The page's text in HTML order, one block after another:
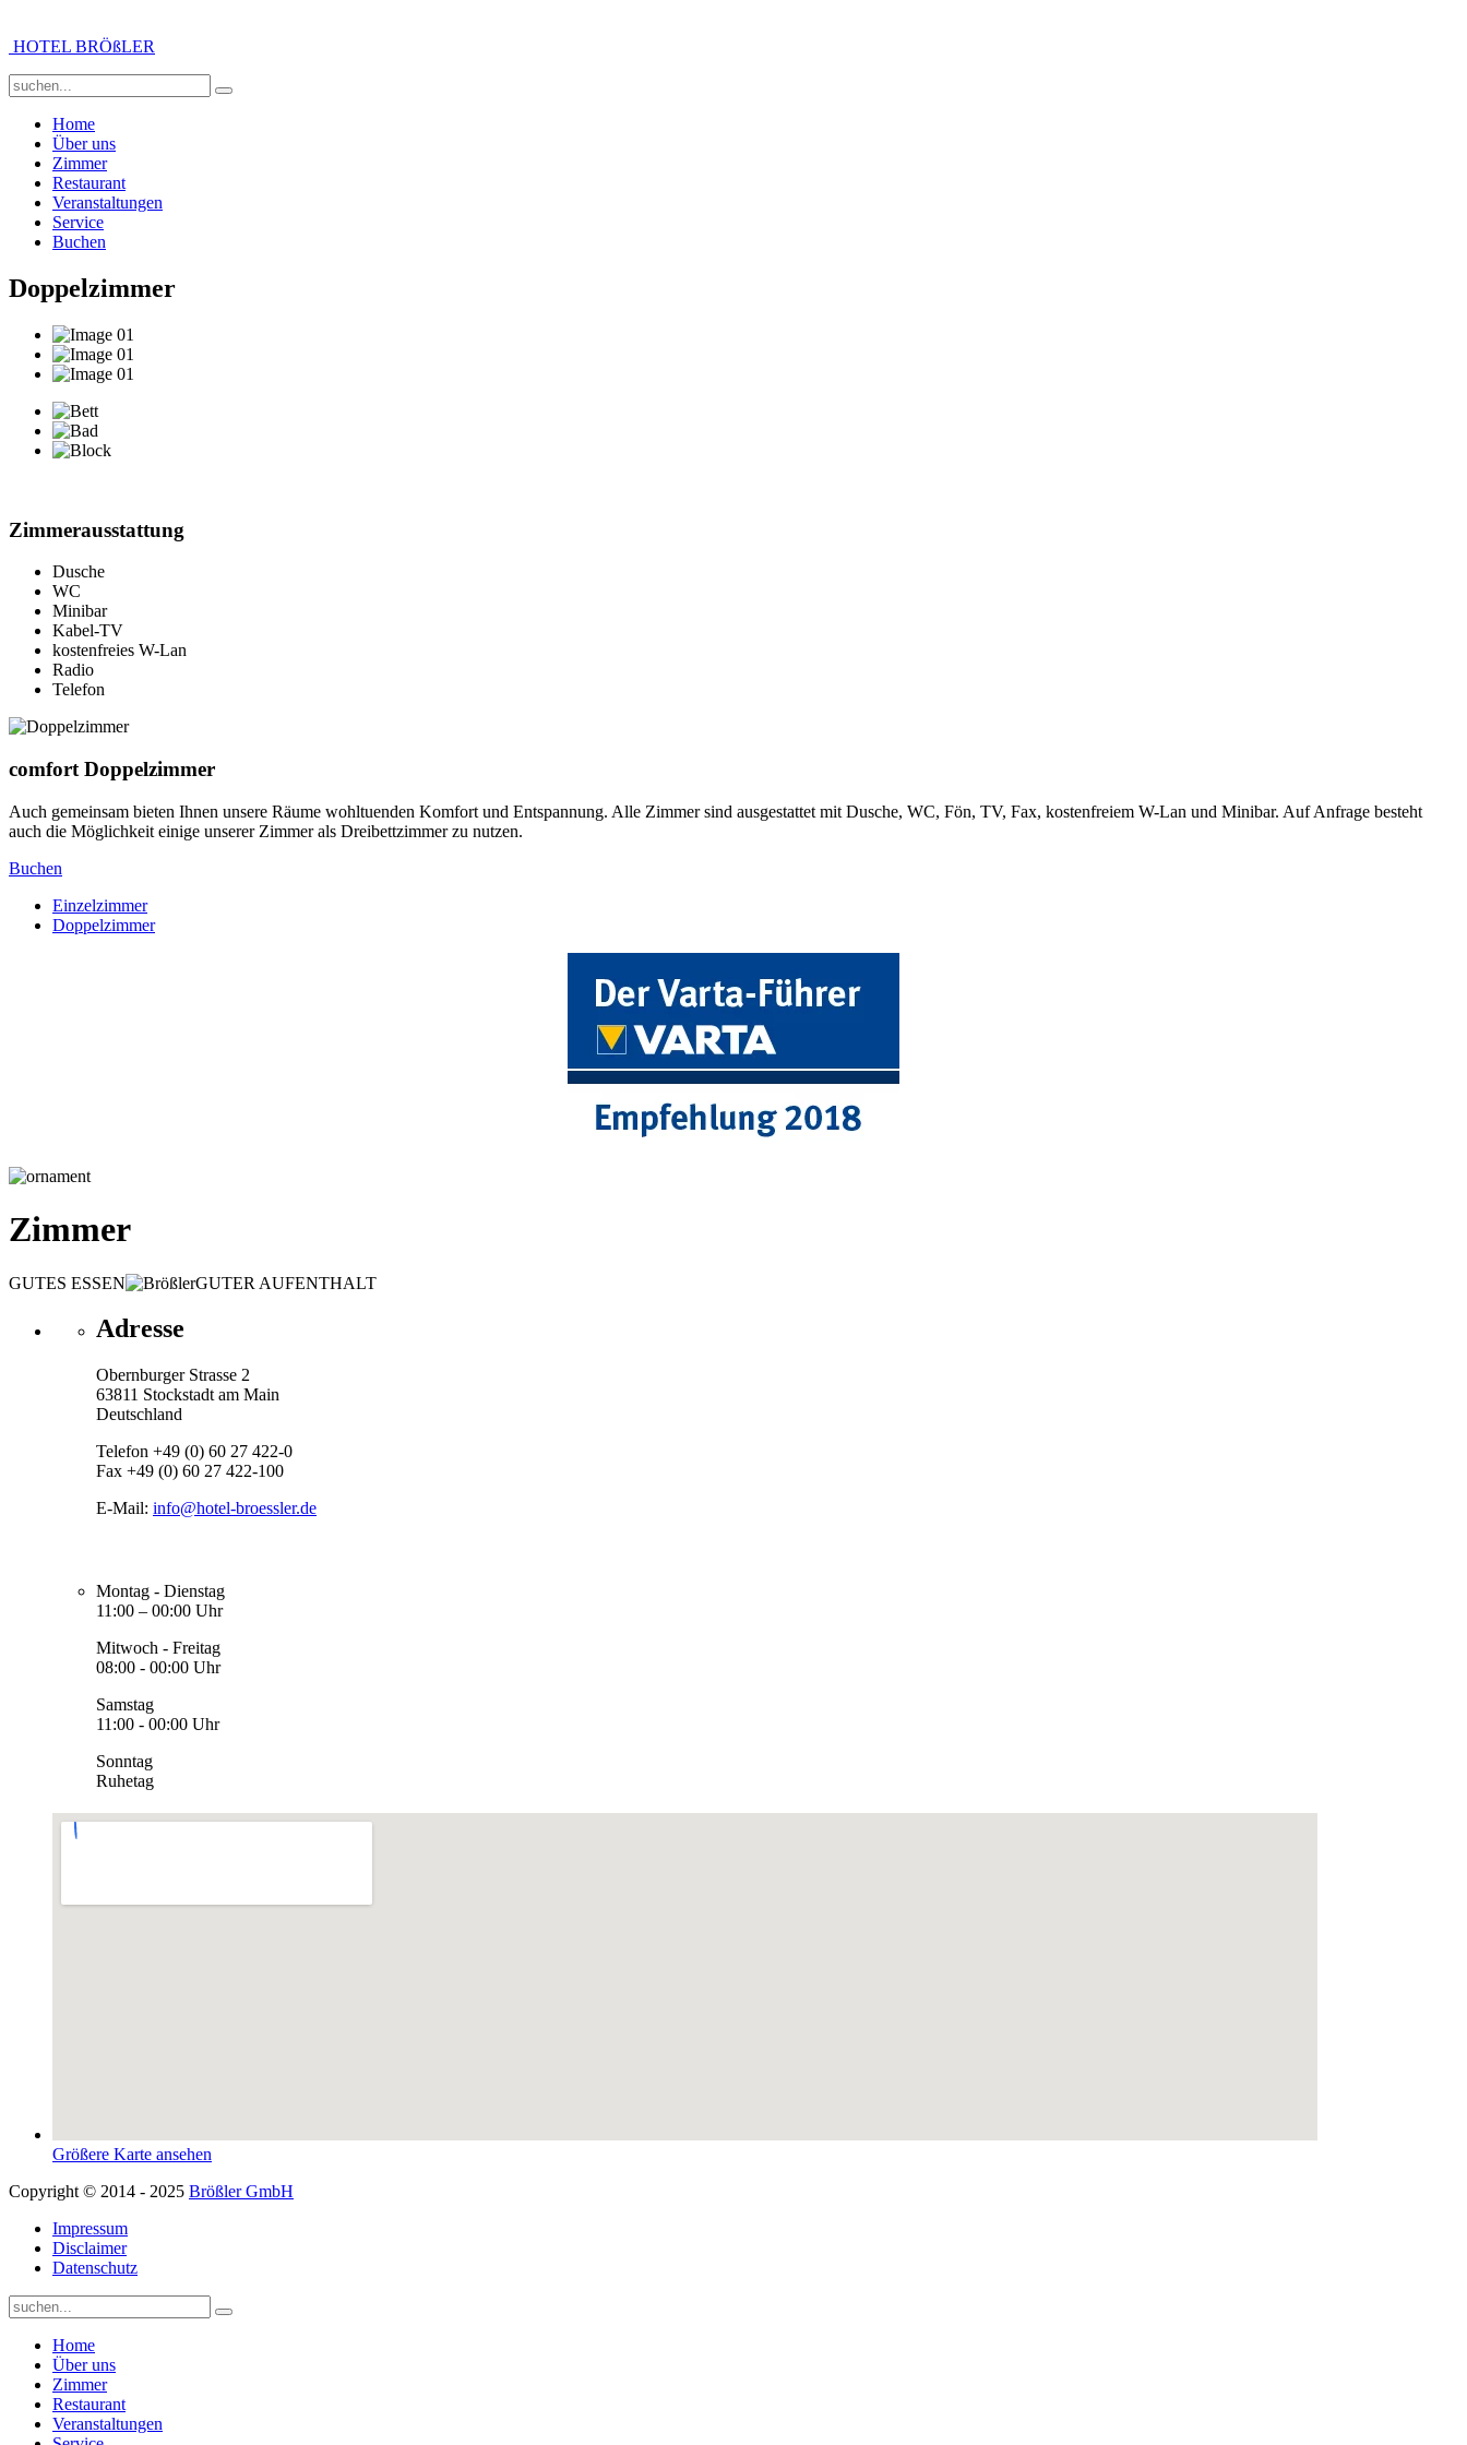
HOTEL BRÖßLER
Home
Über uns
Zimmer
Restaurant
Veranstaltungen
Service
Buchen
Doppelzimmer
Zimmerausstattung
Dusche
WC
Minibar
Kabel-TV
kostenfreies W-Lan
Radio
Telefon
comfort Doppelzimmer
Auch gemeinsam bieten Ihnen unsere Räume wohltuenden Komfort und Entspannung. Alle Zimmer sind ausgestattet mit Dusche, WC, Fön, TV, Fax, kostenfreiem W-Lan und Minibar. Auf Anfrage besteht
auch die Möglichkeit einige unserer Zimmer als Dreibettzimmer zu nutzen.
Buchen
Einzelzimmer
Doppelzimmer
Zimmer
GUTES ESSEN GUTER AUFENTHALT
Adresse
Obernburger Strasse 2
63811 Stockstadt am Main
Deutschland
Telefon +49 (0) 60 27 422-0
Fax +49 (0) 60 27 422-100
E-Mail: info@hotel-broessler.de
Montag - Dienstag
11:00 – 00:00 Uhr
Mitwoch - Freitag
08:00 - 00:00 Uhr
Samstag
11:00 - 00:00 Uhr
Sonntag
Ruhetag
Größere Karte ansehen
Copyright © 2014 - 2025 Brößler GmbH
Impressum
Disclaimer
Datenschutz
Home
Über uns
Zimmer
Restaurant
Veranstaltungen